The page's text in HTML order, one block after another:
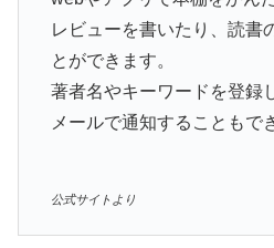
レビューを書いたり、読書
とができます。
著者名やキーワードを登録
メールで通知することもで
公式サイトより